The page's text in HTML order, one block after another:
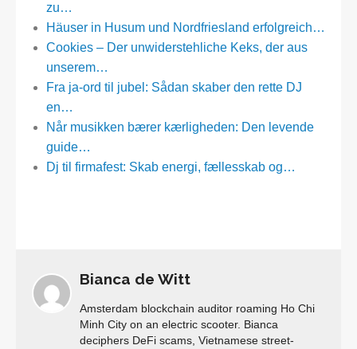
zu…
Häuser in Husum und Nordfriesland erfolgreich…
Cookies – Der unwiderstehliche Keks, der aus
unserem…
Fra ja-ord til jubel: Sådan skaber den rette DJ
en…
Når musikken bærer kærligheden: Den levende
guide…
Dj til firmafest: Skab energi, fællesskab og…
Bianca de Witt
Amsterdam blockchain auditor roaming Ho Chi
Minh City on an electric scooter. Bianca
deciphers DeFi scams, Vietnamese street-